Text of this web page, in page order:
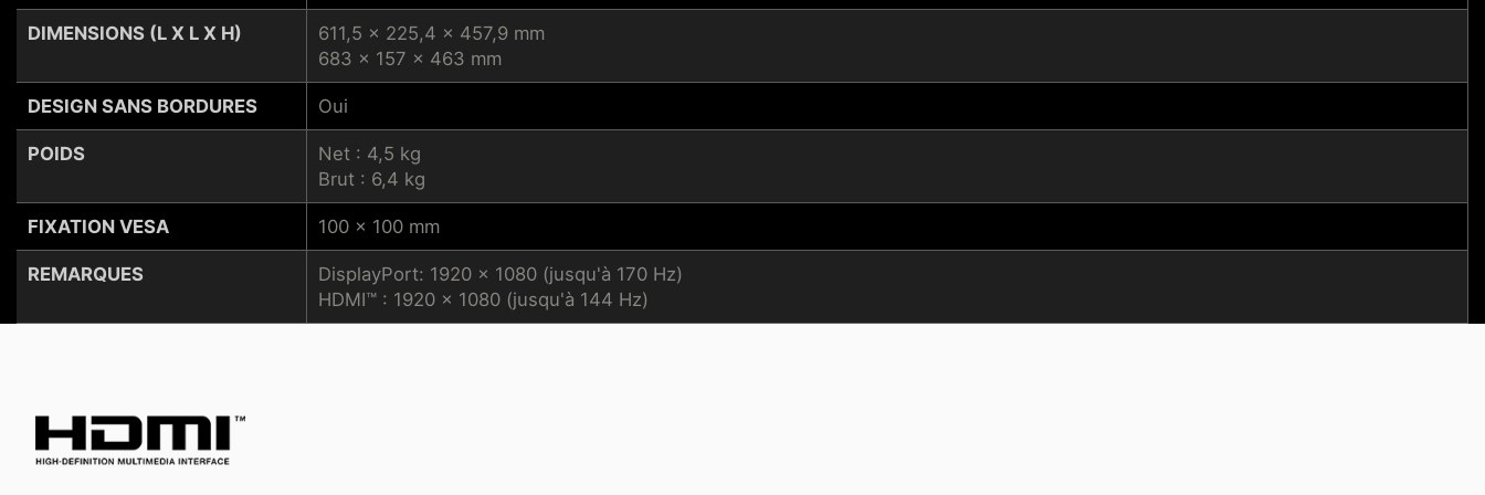
DIMENSIONS (L X L X H)
DESIGN SANS BORDURES
POIDS
FIXATION VESA
REMARQUES
611,5 x 225,4 x 457,9 mm
683 x 157 x 463 mm
Oui
Net : 4,5 kg
Brut : 6,4 kg
100 x 100 mm
DisplayPort: 1920 x 1080 (jusqu'à 170 Hz)
HDMI™ : 1920 x 1080 (jusqu'à 144 Hz)